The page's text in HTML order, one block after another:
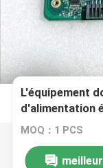
L'équipement
d'alimentation
MOQ：1 PCS